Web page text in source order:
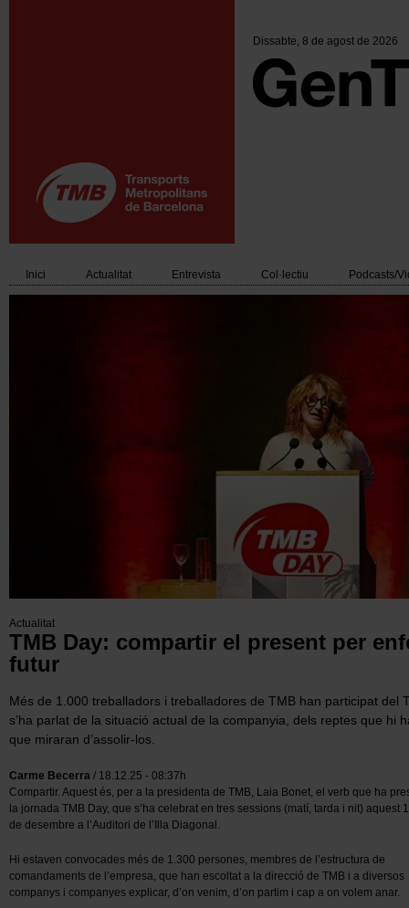
Dissabte, 8 de agost de 2026
Main
Inici Actualitat Entrevista Col·lectiu Podcasts/
Actualitat
TMB Day: compartir el present per
futur
Més de 1.000 treballadors i treballadores de TMB han participat del
s’ha parlat de la situació actual de la companyia, dels reptes que hi
que miraran d’assolir-los.
Carme Becerra / 18.12.25 - 08:37h
Compartir. Aquest és, per a la presidenta de TMB, Laia Bonet, el verb que ha
la jornada TMB Day, que s’ha celebrat en tres sessions (matí, tarda i nit) aquest
de desembre a l’Auditori de l’Illa Diagonal.
Hi estaven convocades més de 1.300 persones, membres de l’estructura de
comandaments de l’empresa, que han escoltat a la direcció de TMB i a diversos
companys i companyes explicar, d’on venim, d’on partim i cap a on volem anar.